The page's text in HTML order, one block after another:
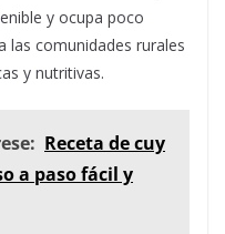
y ocupa poco
las comunidades rurales
y nutritivas.
Receta de cuy
a paso fácil y